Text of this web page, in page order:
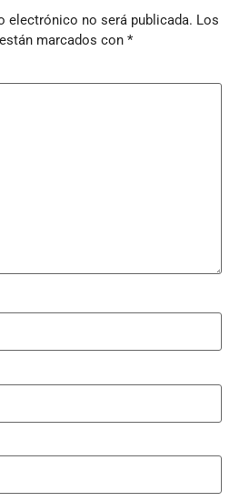
electrónico no será publicada. Los
marcados con *